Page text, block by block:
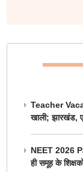
Teacher
खाली; झारखंड,
NEET 2026
ही समूह के